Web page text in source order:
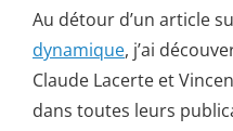
Au détour d’un article
dynamique, j’ai
Claude Lacerte et
dans toutes leurs